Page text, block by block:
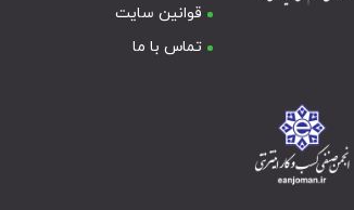
قوانین سایت
تماس با ما